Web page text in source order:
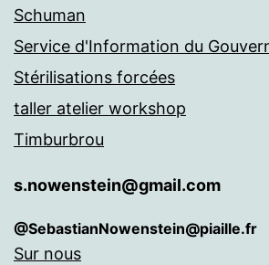
Schuman
Service d'Information du
Stérilisations forcées
taller atelier workshop
Timburbrou
s.nowenstein@gmail.com
@SebastianNowenstein@piaille.fr
Sur nous